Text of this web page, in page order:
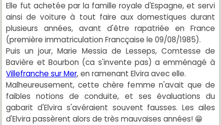
Elle fut achetée par la famille royale d'Espagne, et servi
ainsi de voiture à tout faire aux domestiques durant
plusieurs années, avant d'être rapatriée en France
(première immatriculation Francçaise le 09/08/1985).
Puis un jour, Marie Messia de Lesseps, Comtesse de
Bavière et Bourbon (ca s'invente pas) a emménagé à
Villefranche sur Mer, en ramenant Elvira avec elle.
Malheureusement, cette chère femme n'avait que de
faibles notions de conduite, et ses évaluations du
gabarit d'Elvira s'avéraient souvent fausses. Les ailes
d'Elvira passèrent alors de très mauvaises années! 😁